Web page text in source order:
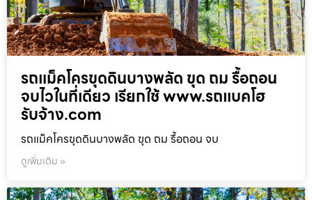
รถแม็คโครขุดดินบางพลัด ขุด ถม รื้อถอน
จบไวในที่เดียว เรียกใช้ www.รถแบคโฮ
รับจ้าง.com
รถแม็คโครขุดดินบางพลัด ขุด ถม รื้อถอน จบ
ดูเพิ่มเติม »